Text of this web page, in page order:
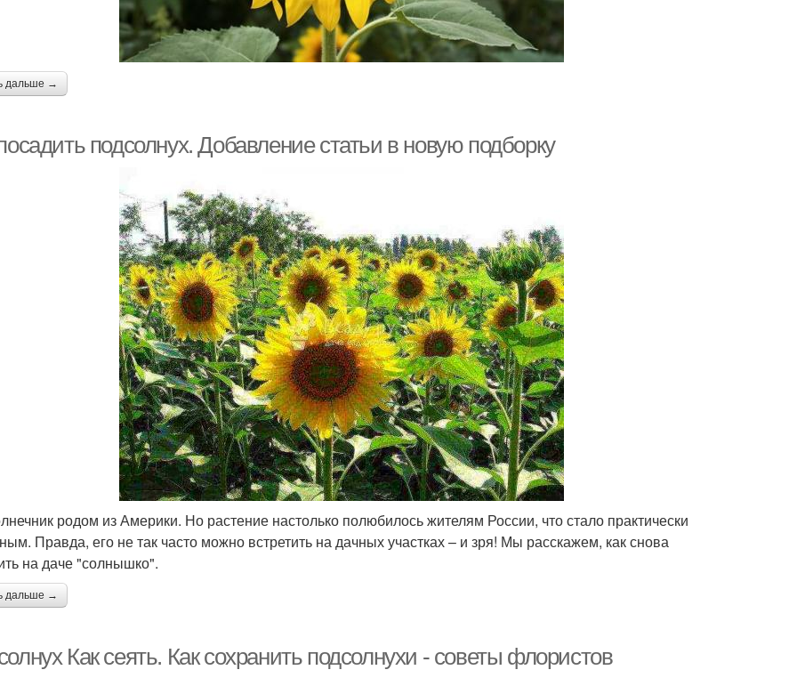
дальше →
подсолнух. Добавление статьи в новую подборку
родом из Америки. Но растение настолько полюбилось жителям России, что стало практически
Правда, его не так часто можно встретить на дачных участках – и зря! Мы расскажем, как снова
на даче "солнышко".
дальше →
Как сеять. Как сохранить подсолнухи - советы флористов